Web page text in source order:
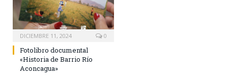
DICIEMBRE 11, 2024 0
Fotolibro documental
«Historia de Barrio Río
Aconcagua»